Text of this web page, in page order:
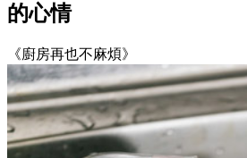
的心情
《廚房再也不麻煩》